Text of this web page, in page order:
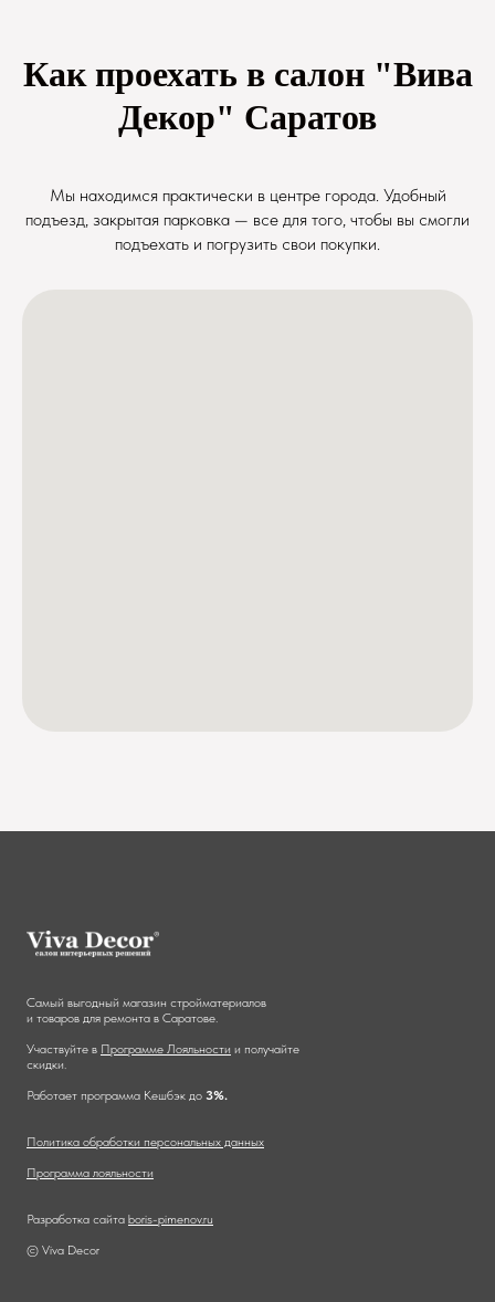
Как проехать в салон "Вива
Декор" Саратов
Мы находимся практически в центре города. Удобный
подъезд, закрытая парковка — все для того, чтобы вы смогли
подъехать и погрузить свои покупки.
Самый выгодный магазин стройматериалов
и товаров для ремонта в Саратове.
Участвуйте в Программе Лояльности и получайте
скидки.
Работает программа Кешбэк до 3%.
Политика обработки персональных данных
Программа лояльности
Разработка сайта boris-pimenov.ru
© Viva Decor